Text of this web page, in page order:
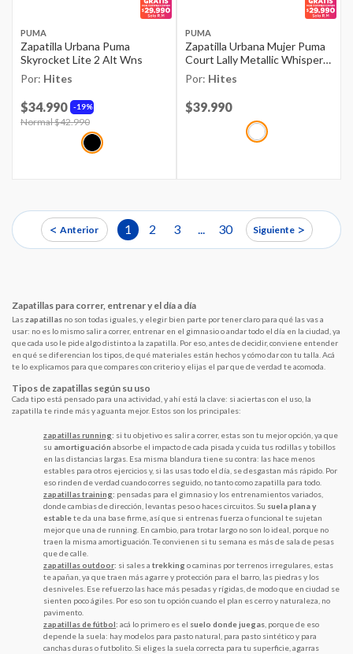
PUMA
Zapatilla Urbana Puma
Skyrocket Lite 2 Alt Wns
Por: Hites
19%
$34.990
Price reduced from
Normal $42.990
PUMA
Zapatilla Urbana Mujer Puma
Court Lally Metallic Whisper
Blanco
Por: Hites
Price reduced from
$39.990to
< Anterior 1 2 3 ... 30 Siguiente >
Zapatillas para correr, entrenar y el día a día
Laszapatillas no son todas iguales, y elegir bien parte por tener claro para qué las vas a
usar: no es lo mismo salir a correr, entrenar en el gimnasio o andar todo el día en la ciudad, ya
que cada uso le pide algo distinto a la zapatilla. Por eso, antes de decidir, conviene entender
en qué se diferencian los tipos, de qué materiales están hechos y cómo dar con tu talla. Acá
te lo explicamos para que compares con criterio y elijas el par que de verdad te acomoda.
Tipos de zapatillas según su uso
Cada tipo está pensado para una actividad, y ahí está la clave: si aciertas con el uso, la
zapatilla te rinde más y aguanta mejor. Estos son los principales:
zapatillas running: si tu objetivo es salir a correr, estas son tu mejor opción, ya que
su amortiguación absorbe el impacto de cada pisada y cuida tus rodillas y tobillos
en las distancias largas. Esa misma blandura tiene su contra: las hace menos
estables para otros ejercicios y, si las usas todo el día, se desgastan más rápido. Por
eso rinden de verdad cuando corres seguido, no tanto como zapatilla para todo.
zapatillas training: pensadas para el gimnasio y los entrenamientos variados,
donde cambias de dirección, levantas peso o haces circuitos. Su suela plana y
establete da una base firme, así que si entrenas fuerza o funcional te sujetan
mejor que una de running. En cambio, para trotar largo no son lo ideal, porque no
traen la misma amortiguación. Te convienen si tu semana es más de sala de pesas
que de calle.
zapatillas outdoor: si sales a trekking o caminas por terrenos irregulares, estas
te apañan, ya que traen más agarre y protección para el barro, las piedras y los
desniveles. Ese refuerzo las hace más pesadas y rígidas, de modo que en ciudad se
sienten poco ágiles. Por eso son tu opción cuando el plan es cerro y naturaleza, no
pavimento.
zapatillas de fútbol: acá lo primero es el suelo donde juegas , porque de eso
depende la suela: hay modelos para pasto natural, para pasto sintético y para
canchas duras o futbolito. Si eliges la suela correcta para tu superficie, agarras